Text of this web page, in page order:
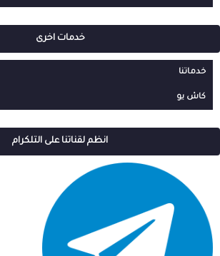
خدمات اخرى
خدماتنا
كاش يو
انظم لقناتنا على التلكرام